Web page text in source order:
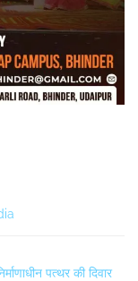
पत्थर की दिवार